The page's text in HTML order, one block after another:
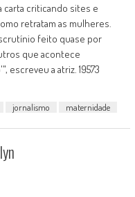
carta criticando sites e
retratam as mulheres.
feito quase por
que acontece
escreveu a atriz. 19573
jornalismo maternidade